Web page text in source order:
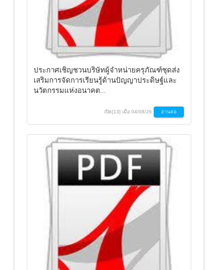
ประกาศเชิญชวนบริษัทผู้จำหน่ายครุภัณฑ์ชุดส่ง
เสริมการจัดการเรียนรู้ด้านปัญญาประดิษฐ์และ
นวัตกรรมแห่งอนาคต...
เปิด[13] เมื่อ 04/08/26 อ่านต่อ